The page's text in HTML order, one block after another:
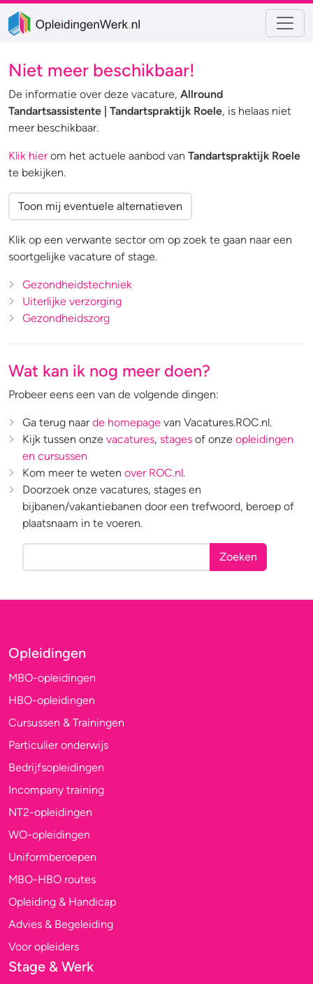
Niet meer beschikbaar!
De informatie over deze vacature, Allround
Tandartsassistente | Tandartspraktijk Roele, is helaas niet
meer beschikbaar.
Klik hierom het actuele aanbod van Tandartspraktijk Roele
te bekijken.
Toon mij eventuele alternatieven
Klik op een verwante sector om op zoek te gaan naar een
soortgelijke vacature of stage.
Gezondheidstechniek
Uiterlijke verzorging
Gezondheidszorg
Wat kan ik nog meer doen?
Probeer eens een van de volgende dingen:
Ga terug naar de homepage van Vacatures.ROC.nl.
Kijk tussen onze vacatures, stages of onze opleidingen
en cursussen
Kom meer te weten over ROC.nl.
Doorzoek onze vacatures, stages en
bijbanen/vakantiebanen door een trefwoord, beroep of
plaatsnaam in te voeren.
Zoeken
Opleidingen
MBO-opleidingen
HBO-opleidingen
Cursussen & Trainingen
Particulier onderwijs
Bedrijfsopleidingen
Incompany training
NT2-opleidingen
WO-opleidingen
Uniformberoepen
MBO-HBO routes
Opleiding & Handicap
Advies & Begeleiding
Voor opleiders
Stage & Werk